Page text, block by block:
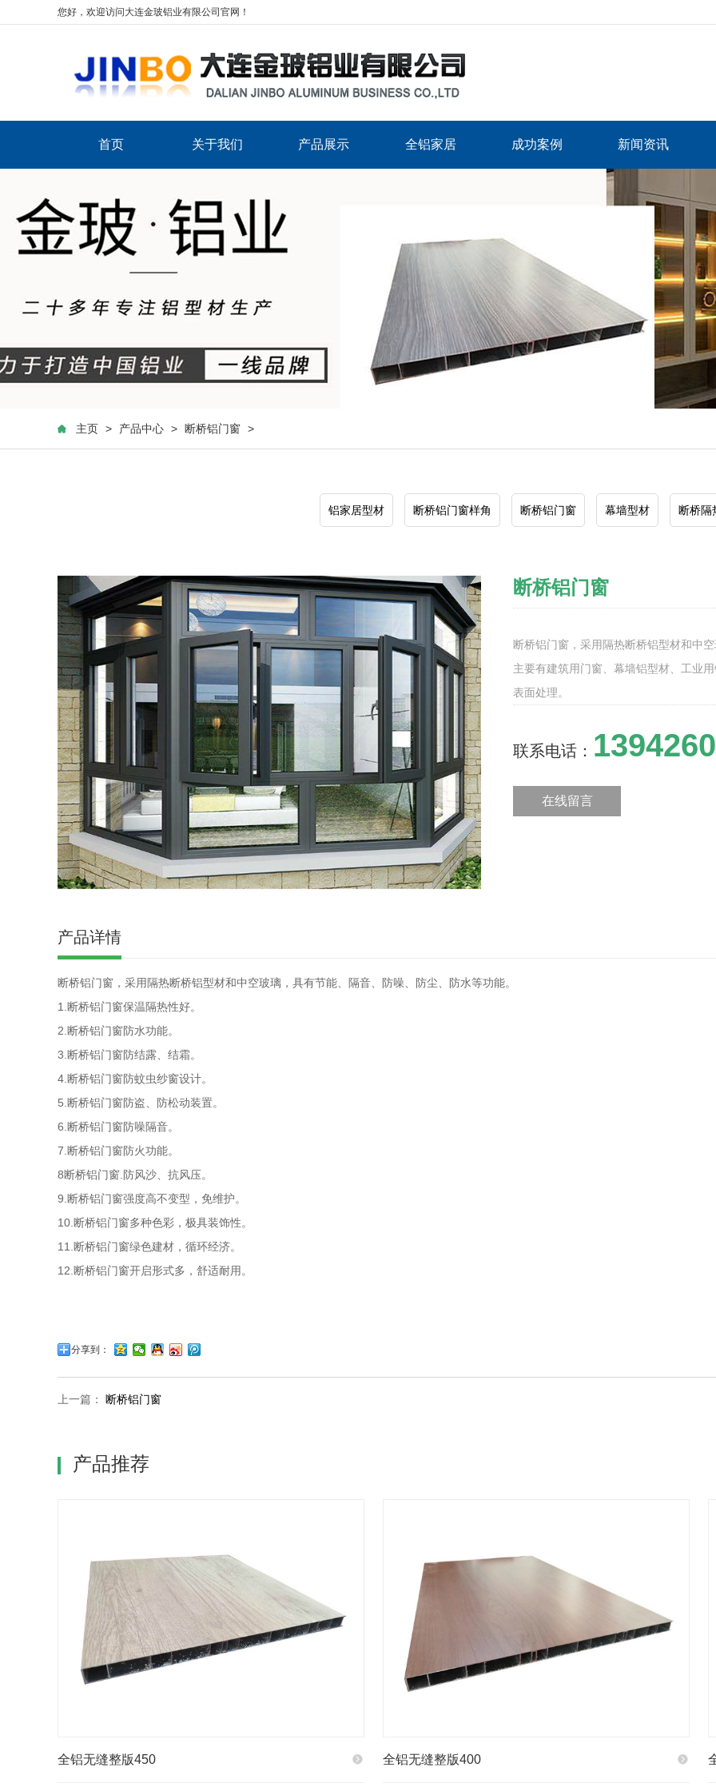
您好，欢迎访问大连金玻铝业有限公司官网！
首页 关于我们 产品展示 全铝家居 成功案例 新闻资讯
主页 > 产品中心 > 断桥铝门窗 >
铝家居型材 断桥铝门窗样角 断桥铝门窗 幕墙型材 断桥隔
断桥铝门窗
断桥铝门窗，采用隔热断桥铝型材和中
主要有建筑用门窗、幕墙铝型材、工业
表面处理。
联系电话：
在线留言
产品详情
断桥铝门窗，采用隔热断桥铝型材和中空玻璃，具有节能、隔音、防噪、防尘、防水等功能。
1.断桥铝门窗保温隔热性好。
2.断桥铝门窗防水功能。
3.断桥铝门窗防结露、结霜。
4.断桥铝门窗防蚊虫纱窗设计。
5.断桥铝门窗防盗、防松动装置。
6.断桥铝门窗防噪隔音。
7.断桥铝门窗防火功能。
8断桥铝门窗.防风沙、抗风压。
9.断桥铝门窗强度高不变型，免维护。
10.断桥铝门窗多种色彩，极具装饰性。
11.断桥铝门窗绿色建材，循环经济。
12.断桥铝门窗开启形式多，舒适耐用。
分享到：
上一篇： 断桥铝门窗
产品推荐
全铝无缝整版450 全铝无缝整版400